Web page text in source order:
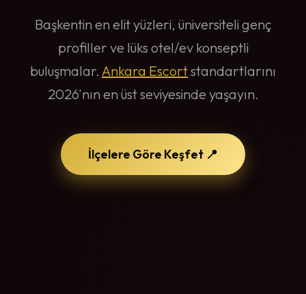
Başkentin en elit yüzleri, üniversiteli genç
profiller ve lüks otel/ev konseptli
buluşmalar. Ankara Escortstandartlarını
2026'nın en üst seviyesinde yaşayın.
İlçelere Göre Keşfet 📍